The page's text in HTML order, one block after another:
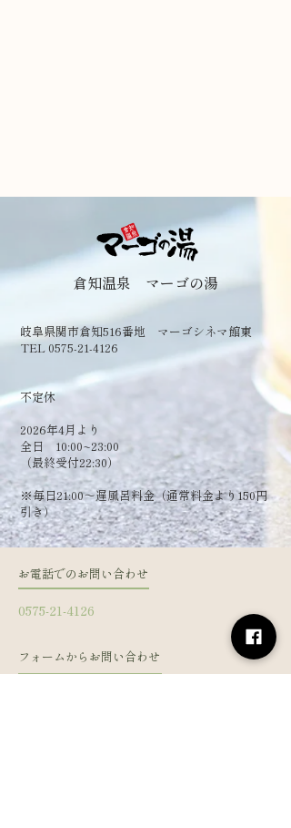
倉知温泉 マーゴの湯
岐阜県関市倉知516番地 マーゴシネマ館東
TEL 0575-21-4126
​不定休
2026年4月より
全日 10:00~23:00
（最終受付22:30）
​※毎日21:00～遅風呂料金（通常料金より150円
引き）
お電話でのお問い合わせ
0575-21-4126
フォームからお問い合わせ